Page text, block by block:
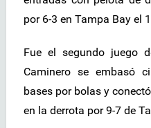
por 6-3 en Tampa Bay el
Fue el segundo juego
Caminero se embasó
bases por bolas y
en la derrota por 9-7 de